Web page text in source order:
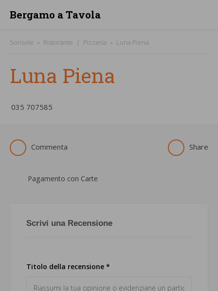
Bergamo a Tavola
Sorisole Ristorante Pizzeria Luna Piena
Luna Piena
­035 707585
Commenta Share
Pagamento con Carte
Scrivi una Recensione
Titolo della recensione *